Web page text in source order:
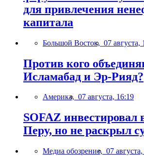
для привлечения
капитала
Большой Восток, 07 августа,
Против кого
Исламабад и Эр-Рияд?
Америка, 07 августа, 16:19
SOFAZ инвестировал
Перу, но не раскрыл
Медиа обозрение, 07